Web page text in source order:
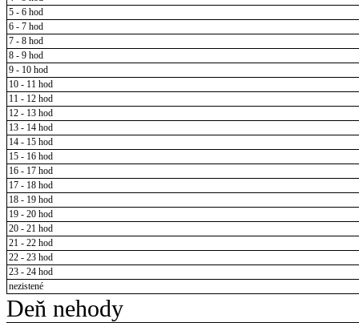
5 - 6 hod
6 - 7 hod
7 - 8 hod
8 - 9 hod
9 - 10 hod
10 - 11 hod
11 - 12 hod
12 - 13 hod
13 - 14 hod
14 - 15 hod
15 - 16 hod
16 - 17 hod
17 - 18 hod
18 - 19 hod
19 - 20 hod
20 - 21 hod
21 - 22 hod
22 - 23 hod
23 - 24 hod
nezistené
Deň nehody